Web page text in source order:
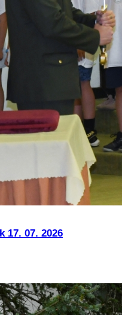
17. 07. 2026